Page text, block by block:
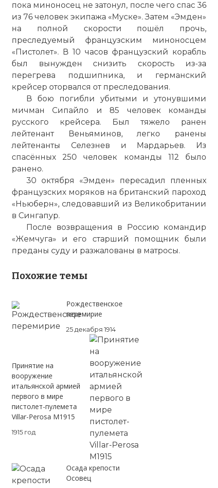
пока миноносец не затонул, после чего спас 36
из 76 человек экипажа «Муске». Затем «Эмден»
на полной скорости пошёл прочь,
преследуемый французским миноносцем
«Пистолет». В 10 часов французский корабль
был вынужден снизить скорость из-за
перегрева подшипника, и германский
крейсер оторвался от преследования.
В бою погибли убитыми и утонувшими
мичман Сипайло и 85 человек команды
русского крейсера. Был тяжело ранен
лейтенант Веньяминов, легко ранены
лейтенанты Селезнев и Мардарьев. Из
спасённых 250 человек команды 112 было
ранено.
30 октября «Эмден» пересадил пленных
французских моряков на британский пароход
«Ньюберн», следовавший из Великобритании
в Сингапур.
После возвращения в Россию командир
«Жемчуга» и его старший помощник были
преданы суду и разжалованы в матросы.
Похожие темы
Рождественское
перемирие
25 декабря 1914
Принятие на
вооружение
итальянской армией
первого в мире
пистолет-пулемета
Villar-Perosa M1915
1915 год
Осада крепости
Осовец
☓
Рисунок крейсера "Эмден" во время боя
вПенанге (ныне - Малайзия)..